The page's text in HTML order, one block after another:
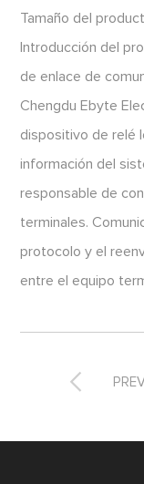
Tamaño del
Introducción del
de enlace de
Chengdu Ebyte
dispositivo de relé
información del
responsable de
terminales.
protocolo y el
entre el equipo
 PREV